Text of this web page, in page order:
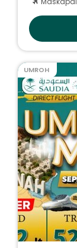
UMROH